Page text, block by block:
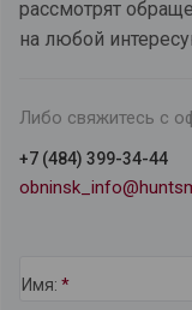
рассмотрят
на любой
Либо свяжитесь с
+7 (484) 399-34-44
Имя: *